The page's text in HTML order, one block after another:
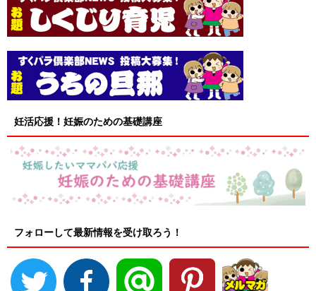
妊活応援！妊娠のための基礎講座
フォローして最新情報を受け取ろう！